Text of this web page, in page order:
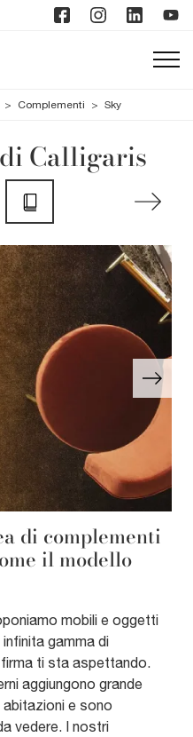
> Complementi > Sky
Calligaris
di complementi
il modello
mobili e oggetti
gamma di
ti sta aspettando.
aggiungono grande
abitazioni e sono
vedere. I nostri